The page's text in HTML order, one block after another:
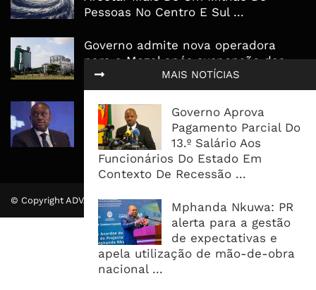
MAIS NOTÍCIAS
Governo Aprova
Pagamento Parcial Do
13.º Salário Aos
Funcionários Do Estado Em
Contexto De Recessão ...
Mphanda Nkuwa: PR
alerta para a gestão
de expectativas e
apela utilização de mão-de-obra
nacional ...
Pessoas No Centro E Sul ...
Governo admite nova operadora
para a Mozal após suspensão das
operações
CEO do Standard Bank pede ao
Governo que “saia do caminho” e
facilite os negócios
© Copyright ADVALUE. Todos Direitos Reservados.